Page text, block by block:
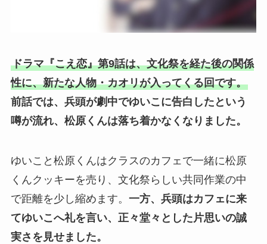
ドラマ『こえ恋』第9話は、文化祭を経た後の関係
性に、新たな人物・カオリが入ってくる回です。
前話では、兵頭が劇中でゆいこに告白したという
噂が流れ、松原くんは落ち着かなくなりました。
ゆいこと松原くんはクラスのカフェで一緒に松原
くんクッキーを売り、文化祭らしい共同作業の中
で距離を少し縮めます。 一方、兵頭はカフェに来
てゆいこへ礼を言い、正々堂々とした片思いの誠
実さを見せました。